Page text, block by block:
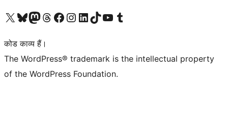
Visit our X (formerly Twitter) account
हमारे बलुस्की खाते पर जाएँVisit our Mastodon account
हमारे थ्रेड्स अकाउंट पर जाएंहमारे फेसबुक पेज पर जाएँहमारे इंस्टाग्राम अकाउंट पर जाएंहमारे लिंक्डइन खाते पर जाएँहमारे टिकटॉक खाते पर जाएँहमारे यूट्यूब चैनल पर जाएंहमारे Tumblr खाते पर जाएँ
कोड काव्य हैं।
The WordPress® trademark is the intellectual property
of the WordPress Foundation.